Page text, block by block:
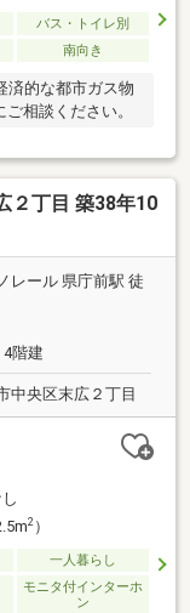
バス・トイレ別
南向き
済的な都市ガス物
相談ください。
２丁目 築38年10
レール 県庁前駅 徒
階建
中央区末広２丁目
2）
一人暮らし
モニタ付インターホ
ン